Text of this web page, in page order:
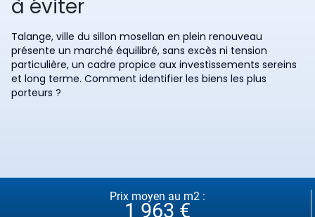
à éviter
Talange, ville du sillon mosellan en plein renouveau
présente un marché équilibré, sans excès ni tension
particulière, un cadre propice aux investissements sereins
et long terme. Comment identifier les biens les plus
porteurs ?
Prix moyen au m2 :
1 963 €